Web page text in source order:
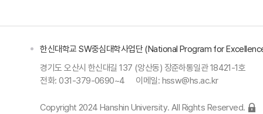
한신대학교 SW중심대학사업단 (National Program for
경기도 오산시 한신대길 137 (앙산동) 장준하통일관 18421-1호
전화:031-379-0690~4 이메일: hssw@hs.ac.kr
Copyright 2024 Hanshin University. All Rights Reserved.